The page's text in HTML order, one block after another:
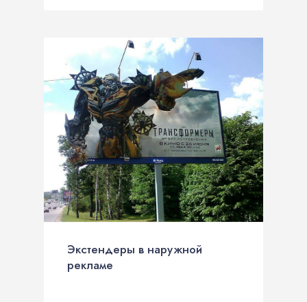
Экстендеры в наружной
рекламе